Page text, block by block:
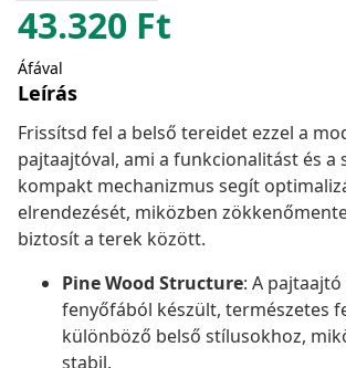
43.320 Ft
Áfával
Leírás
Frissítsd fel a belső tereidet ezzel a
pajtaajtóval, ami a funkcionalitást és a
kompakt mechanizmus segít
elrendezését, miközben
biztosít a terek között.
Pine Wood Structure: A
fenyőfából készült, természetes
különböző belső stílusokhoz,
stabil.